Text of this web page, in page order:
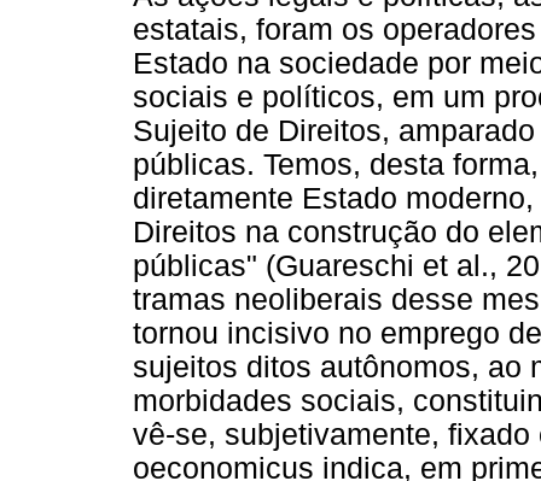
estatais, foram os
Estado na sociedade por
sociais e políticos, em um
Sujeito de Direitos,
públicas. Temos, desta
diretamente Estado
Direitos na construção do
públicas" (Guareschi et al.,
tramas neoliberais desse
tornou incisivo no emprego
sujeitos ditos autônomos, ao
morbidades sociais,
vê-se, subjetivamente,
oeconomicus indica, em